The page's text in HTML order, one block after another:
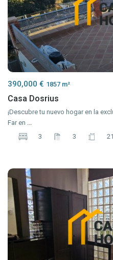
390,000 € 1857 m²
Casa Dosrius
¡Descubre tu nuevo hogar en la
Far en ...
3
3